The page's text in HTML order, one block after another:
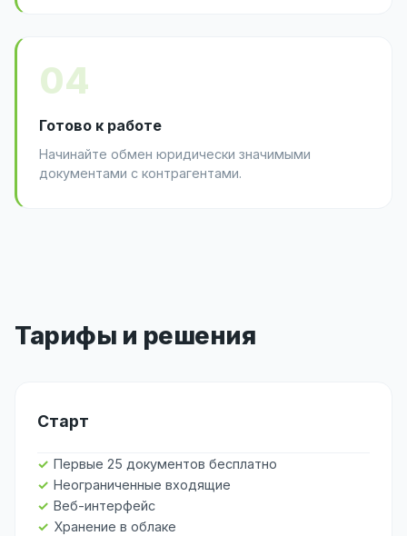
04
Готово к работе
Начинайте обмен юридически значимыми
документами с контрагентами.
Тарифы и решения
Старт
Первые 25 документов бесплатно
Неограниченные входящие
Веб-интерфейс
Хранение в облаке